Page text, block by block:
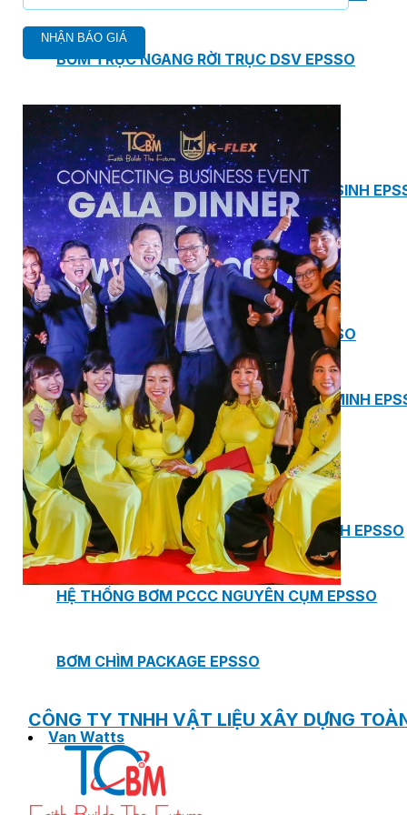
BƠM TRỤC NGANG RỜI TRỤC DSV EPSSO
BƠM CHÌM THOÁT NƯỚC EPSSO
HỆ THỐNG BƠM NÂNG NƯỚC THẢI VỆ SINH
HỆ THỐNG CẤP NƯỚC UỐNG EPSSO
HỆ THỐNG TÁCH DẦU NƯỚC THẢI EPSSO
HỆ THỐNG XỬ LÝ NƯỚC THẢI THÔNG MINH
PHÒNG BƠM (PUMP ROOM) EPSSO
TRẠM BƠM TÍCH HỢP SẴN THÔNG MINH EPSSO
HỆ THỐNG BƠM PCCC NGUYÊN CỤM EPSSO
BƠM CHÌM PACKAGE EPSSO
Van Watts
CÔNG TY TNHH VẬT LIỆU XÂY DỰNG